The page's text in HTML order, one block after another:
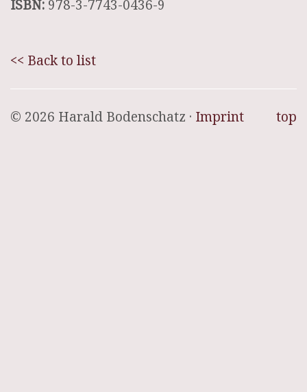
ISBN: 978-3-7743-0436-9
<< Back to list
top
© 2026 Harald Bodenschatz · Imprint